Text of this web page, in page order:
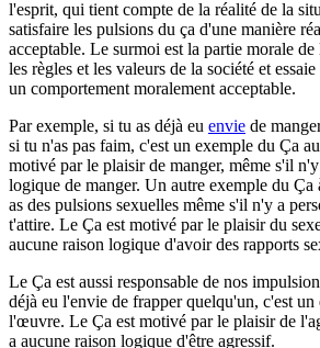
l'esprit, qui tient compte de la réalité de la
satisfaire les pulsions du ça d'une manière
acceptable. Le surmoi est la partie morale
les règles et les valeurs de la société et
un comportement moralement acceptable.
Par exemple, si tu as déjà eu envie de
si tu n'as pas faim, c'est un exemple du Ça
motivé par le plaisir de manger, même s'il
logique de manger. Un autre exemple du
as des pulsions sexuelles même s'il n'y a
t'attire. Le Ça est motivé par le plaisir du
aucune raison logique d'avoir des rapports
Le Ça est aussi responsable de nos
déjà eu l'envie de frapper quelqu'un, c'est un
l'œuvre. Le Ça est motivé par le plaisir de
a aucune raison logique d'être agressif.